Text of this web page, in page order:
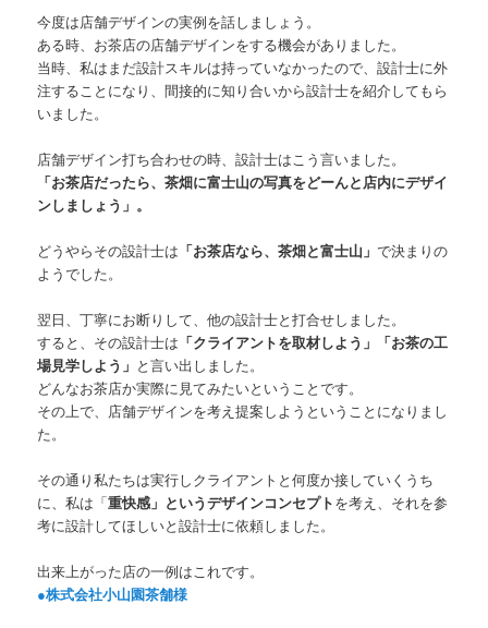
今度は店舗デザインの実例を話しましょう。
ある時、お茶店の店舗デザインをする機会がありました。
当時、私はまだ設計スキルは持っていなかったので、設計士に外
注することになり、間接的に知り合いから設計士を紹介してもら
いました。
店舗デザイン打ち合わせの時、設計士はこう言いました。
「お茶店だったら、茶畑に富士山の写真をどーんと店内にデザイ
ンしましょう」。
どうやらその設計士は 「お茶店なら、茶畑と富士山」で決まりの
ようでした。
翌日、丁寧にお断りして、他の設計士と打合せしました。
すると、その設計士は 「クライアントを取材しよう」「お茶の工
場見学しよう」 と言い出しました。
どんなお茶店か実際に見てみたいということです。
その上で、店舗デザインを考え提案しようということになりまし
た。
その通り私たちは実行しクライアントと何度か接していくうち
に、私は「重快感」というデザインコンセプトを考え、それを参
考に設計してほしいと設計士に依頼しました。
出来上がった店の一例はこれです。
●株式会社小山園茶舗様